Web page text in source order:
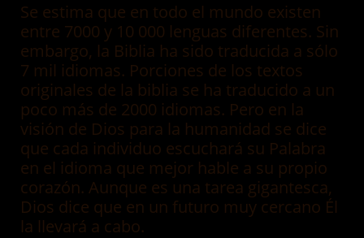
Se estima que en todo el mundo existen
entre 7000 y 10 000 lenguas diferentes. Sin
embargo, la Biblia ha sido traducida a sólo
7 mil idiomas. Porciones de los textos
originales de la biblia se ha traducido a un
poco más de 2000 idiomas. Pero en la
visión de Dios para la humanidad se dice
que cada individuo escuchará su Palabra
en el idioma que mejor hable a su propio
corazón. Aunque es una tarea gigantesca,
Dios dice que en un futuro muy cercano Él
la llevará a cabo.